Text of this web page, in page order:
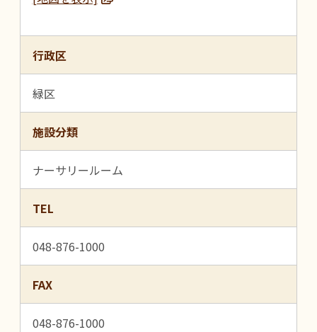
行政区
緑区
施設分類
ナーサリールーム
TEL
048-876-1000
FAX
048-876-1000